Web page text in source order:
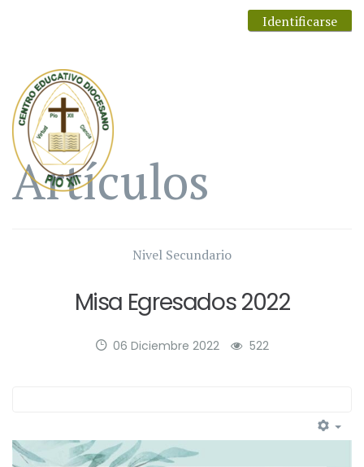
Identificarse
Artículos
Nivel Secundario
Misa Egresados 2022
06 Diciembre 2022 522